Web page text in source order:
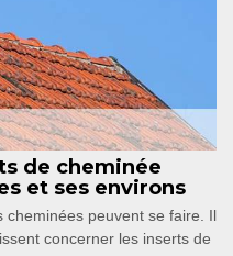
de cheminée
et ses environs
cheminées peuvent se faire. Il
concerner les inserts de